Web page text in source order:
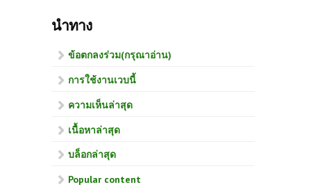
นำทาง
ข้อตกลงร่วม(กรุณาอ่าน)
การใช้งานเวบนี้
ความเห็นล่าสุด
เนื้อหาล่าสุด
บล็อกล่าสุด
Popular content